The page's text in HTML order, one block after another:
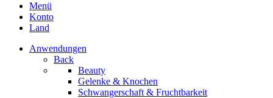
Menü
Konto
Land
Anwendungen
Back
Beauty
Gelenke & Knochen
Schwangerschaft & Fruchtbarkeit